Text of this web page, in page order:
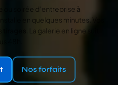
ou soirée d’entreprise à
en quelques minutes. Vos
. La galerie en ligne suit
48h.
Nos forfaits